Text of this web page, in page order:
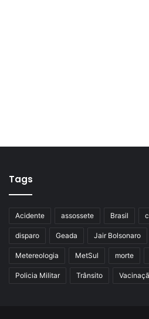
Tags
Acidente assossete Brasil
disparo Geada Jair Bolsonaro
Metereologia MetSul morte
Policia Militar Trânsito